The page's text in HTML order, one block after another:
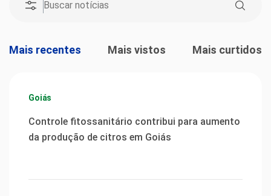
Mais recentes Mais vistos Mais curtidos
Goiás
Controle fitossanitário contribui para aumento
da produção de citros em Goiás